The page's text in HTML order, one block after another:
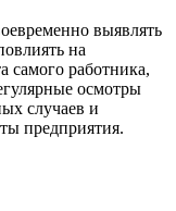
выявлять
на
самого работника,
осмотры
случаев и
предприятия.